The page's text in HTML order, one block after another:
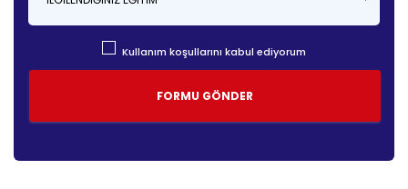
Kullanım koşullarını kabul ediyorum